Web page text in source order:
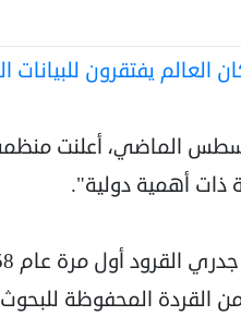
يفتقرون للبيانات
14 أغسطس الماضي، أعلنت
ذات أهمية دولية".
القردة المحفوظة للبحوث